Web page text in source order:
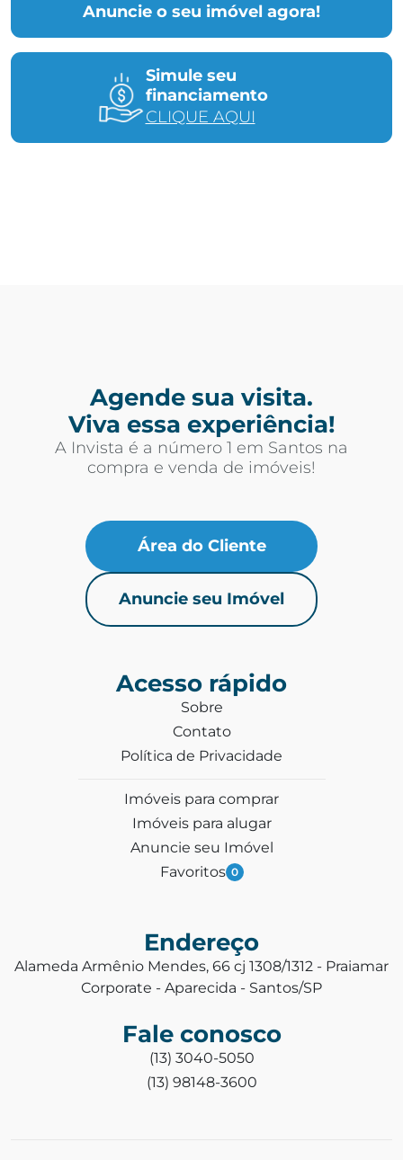
Anuncie o seu imóvel agora!
Simule seu
financiamento
CLIQUE AQUI
Agende sua visita.
Viva essa experiência!
A Invista é a número 1 em Santos na
compra e venda de imóveis!
Área do Cliente
Anuncie seu Imóvel
Acesso rápido
Sobre
Contato
Política de Privacidade
Imóveis para comprar
Imóveis para alugar
Anuncie seu Imóvel
Favoritos 0
Endereço
Alameda Armênio Mendes, 66 cj 1308/1312 - Praiamar
Corporate - Aparecida - Santos/SP
Fale conosco
(13) 3040-5050
(13) 98148-3600